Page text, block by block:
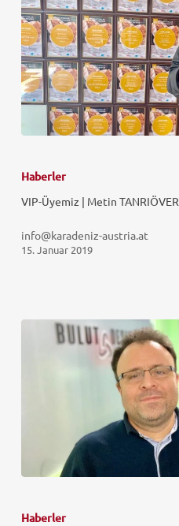
Haberler
VIP-Üyemiz | Metin TANRIÖVER
info@karadeniz-austria.at
15. Januar 2019
Haberler